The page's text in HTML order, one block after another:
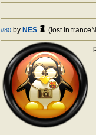
#80 by NES (lost in